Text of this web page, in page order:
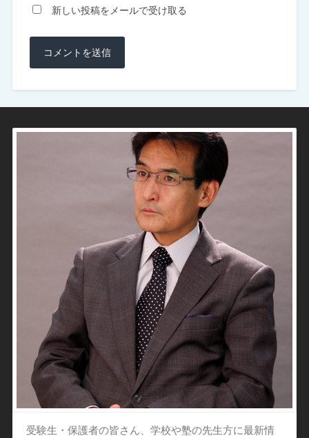
新しい投稿をメールで受け取る
受験生・保護者の皆さん、学校や塾の先生方に最新情